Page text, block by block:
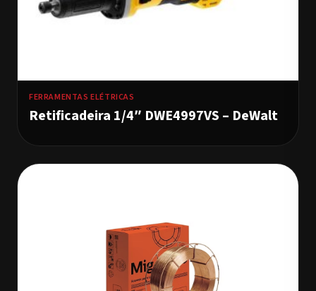
FERRAMENTAS ELÉTRICAS
Retificadeira 1/4″ DWE4997VS – DeWalt